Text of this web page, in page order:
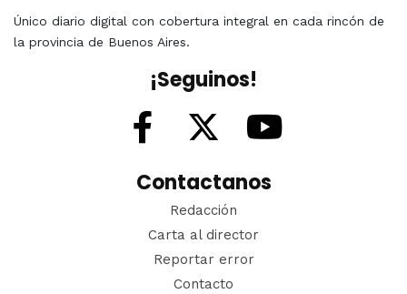
Único diario digital con cobertura integral en cada rincón de
la provincia de Buenos Aires.
¡Seguinos!
Contactanos
Redacción
Carta al director
Reportar error
Contacto